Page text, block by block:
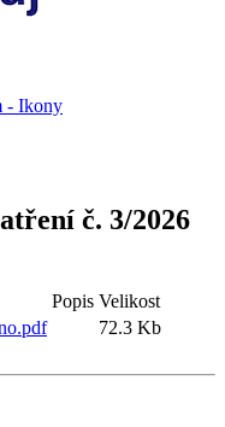
č. 3/2026
Popis Velikost
72.3 Kb